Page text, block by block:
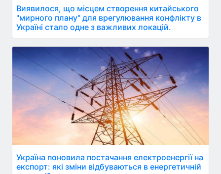
Виявилося, що місцем створення китайського
"мирного плану" для врегулювання конфлікту в
Україні стало одне з важливих локацій.
Україна поновила постачання електроенергії на
експорт: які зміни відбуваються в енергетичній